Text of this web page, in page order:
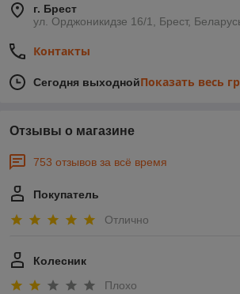
г. Брест
ул. Орджоникидзе 16/1, Брест,
Контакты
Сегодня выходнойПоказать весь
Отзывы о магазине
753 отзывов за всё время
Покупатель
Отлично
Колесник
Плохо